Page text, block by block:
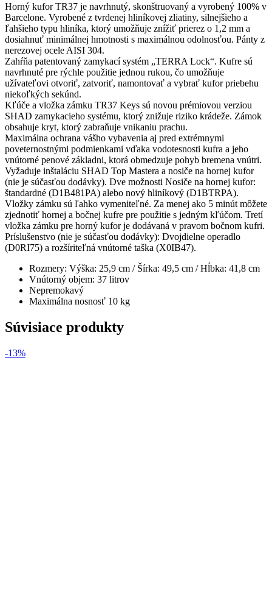
Horný kufor TR37 je navrhnutý, skonštruovaný a vyrobený 100% v
Barcelone. Vyrobené z tvrdenej hliníkovej zliatiny, silnejšieho a
ľahšieho typu hliníka, ktorý umožňuje znížiť prierez o 1,2 mm a
dosiahnuť minimálnej hmotnosti s maximálnou odolnosťou. Pánty z
nerezovej ocele AISI 304.
Zahŕňa patentovaný zamykací systém „TERRA Lock“. Kufre sú
navrhnuté pre rýchle použitie jednou rukou, čo umožňuje
užívateľovi otvoriť, zatvoriť, namontovať a vybrať kufor priebehu
niekoľkých sekúnd.
Kľúče a vložka zámku TR37 Keys sú novou prémiovou verziou
SHAD zamykacieho systému, ktorý znižuje riziko krádeže. Zámok
obsahuje kryt, ktorý zabraňuje vnikaniu prachu.
Maximálna ochrana vášho vybavenia aj pred extrémnymi
poveternostnými podmienkami vďaka vodotesnosti kufra a jeho
vnútorné penové základni, ktorá obmedzuje pohyb bremena vnútri.
Vyžaduje inštaláciu SHAD Top Mastera a nosiče na hornej kufor
(nie je súčasťou dodávky). Dve možnosti Nosiče na hornej kufor:
štandardné (D1B481PA) alebo nový hliníkový (D1BTRPA).
Vložky zámku sú ľahko vymeniteľné. Za menej ako 5 minút môžete
zjednotiť hornej a bočnej kufre pre použitie s jedným kľúčom. Tretí
vložka zámku pre horný kufor je dodávaná v pravom bočnom kufri.
Príslušenstvo (nie je súčasťou dodávky): Dvojdielne operadlo
(D0RI75) a rozšíriteľná vnútorné taška (X0IB47).
Rozmery: Výška: 25,9 cm / Šírka: 49,5 cm / Hĺbka: 41,8 cm
Vnútorný objem: 37 litrov
Nepremokavý
Maximálna nosnosť 10 kg
Súvisiace produkty
-13%